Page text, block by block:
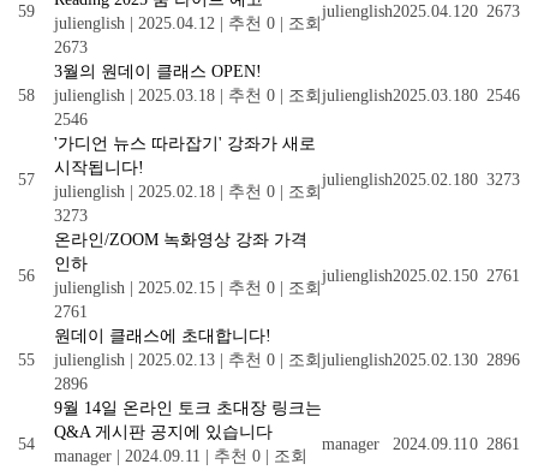
59
julienglish
2025.04.12 추천 0
조회
2673
julienglish2025.04.120 2673
58
3월의 원데이 클래스 OPEN!
julienglish
2025.03.18 추천 0
조회
2546
julienglish2025.03.180 2546
57
'가디언 뉴스 따라잡기' 강좌가 새로
시작됩니다!
julienglish
2025.02.18 추천 0
조회
3273
julienglish2025.02.180 3273
56
온라인/ZOOM 녹화영상 강좌 가격
인하
julienglish
2025.02.15 추천 0
조회
2761
julienglish2025.02.150 2761
55
원데이 클래스에 초대합니다!
julienglish
2025.02.13 추천 0
조회
2896
julienglish2025.02.130 2896
54
9월 14일 온라인 토크 초대장 링크는
Q&A 게시판 공지에 있습니다
manager
2024.09.11 추천 0
조회
manager 2024.09.110 2861